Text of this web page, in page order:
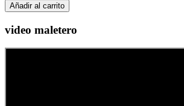
Añadir al carrito
video maletero